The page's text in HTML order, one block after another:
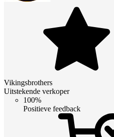
Vikingsbrothers
Uitstekende verkoper
100%
Positieve feedback